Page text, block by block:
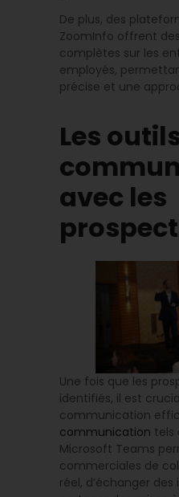
De plus, des
ZoomInfo offrent
complètes sur les
employés,
précise et une
Les
avec les
Une fois que les
identifiés, il est
communication
communication tels
Microsoft Teams
commerciales de
réel, d’échanger